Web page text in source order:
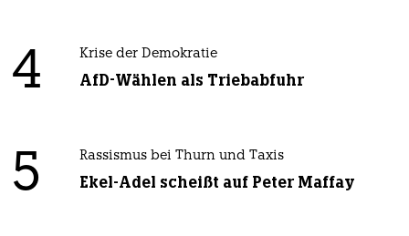
4 Krise der Demokratie
AfD-Wählen als Triebabfuhr
5 Rassismus bei Thurn und Taxis
Ekel-Adel scheißt auf Peter Maffay